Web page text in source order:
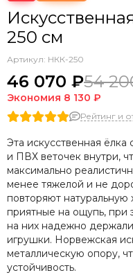
250 cм
Артикул: НКК-250
46 070 ₽54
Экономия 8 130 ₽
Рейтинг и
Эта искусственная ёлка
и ПВХ веточек внутри,
максимально
менее тяжелой и не
повторяют натуральную
приятные на ощупь, при
на них надежно
игрушки. Норвежская
металлическую опору,
устойчивость.